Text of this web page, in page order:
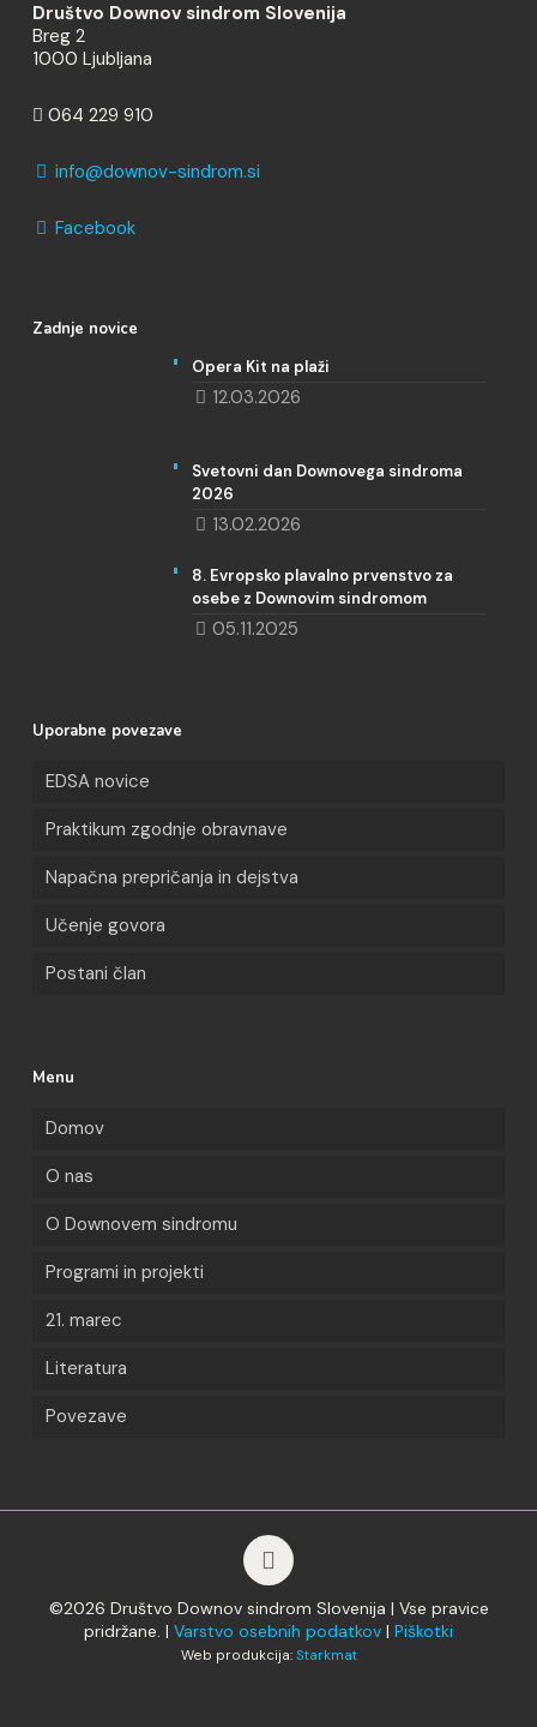
Društvo Downov sindrom Slovenija
Breg 2
1000 Ljubljana
064 229 910
info@downov-sindrom.si
Facebook
Zadnje novice
Opera Kit na plaži
12.03.2026
Svetovni dan Downovega sindroma
2026
13.02.2026
8. Evropsko plavalno prvenstvo za
osebe z Downovim sindromom
05.11.2025
Uporabne povezave
EDSA novice
Praktikum zgodnje obravnave
Napačna prepričanja in dejstva
Učenje govora
Postani član
Menu
Domov
O nas
O Downovem sindromu
Programi in projekti
21. marec
Literatura
Povezave
©2026 Društvo Downov sindrom Slovenija | Vse pravice
pridržane. | Varstvo osebnih podatkov | Piškotki
Web produkcija:Starkmat